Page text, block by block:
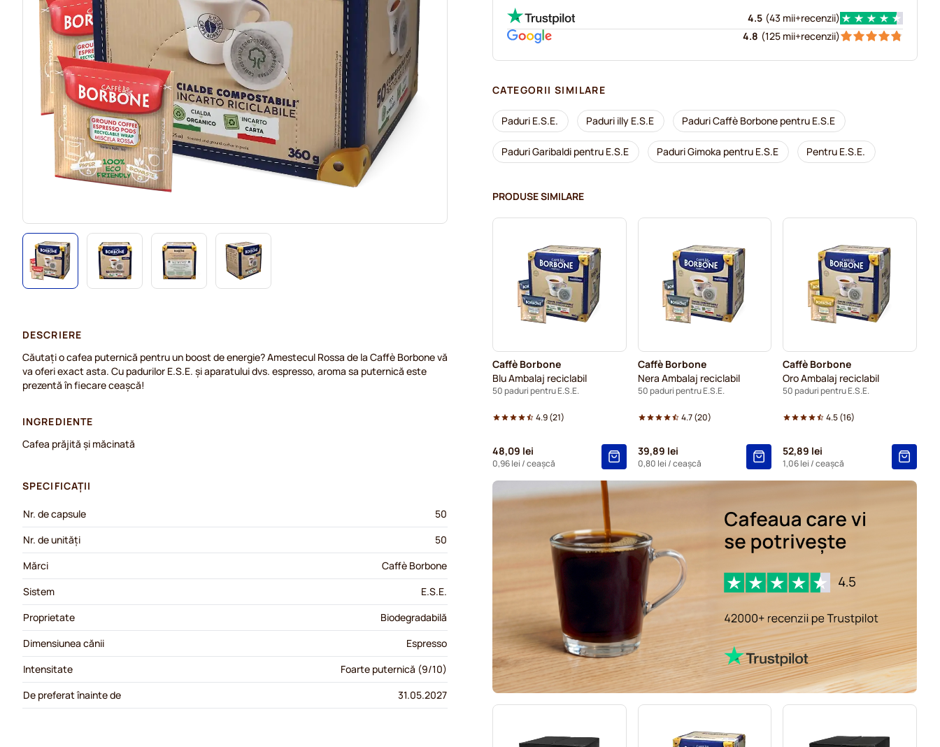
4.5 (43 mii+recenzii)
4.8 (125 mii+recenzii)
CATEGORII SIMILARE
Paduri E.S.E. Paduri illy E.S.E Paduri Caffè Borbone pentru E.S.E
Paduri Garibaldi pentru E.S.E Paduri Gimoka pentru E.S.E Pentru E.S.E.
PRODUSE SIMILARE
Caffè Borbone
Blu Ambalaj reciclabil
50 paduri pentru E.S.E.
4.9(21)
48,09 lei
0,96 lei / ceașcă
Caffè Borbone
Nera Ambalaj reciclabil
50 paduri pentru E.S.E.
4.7(20)
39,89 lei
0,80 lei / ceașcă
Caffè Borbone
Oro Ambalaj reciclabil
50 paduri pentru E.S.E.
4.5(16)
52,89 lei
1,06 lei / ceașcă
DESCRIERE
Căutați o cafea puternică pentru un boost de energie? Amestecul Rossa de la Caffè Borbone vă
va oferi exact asta. Cu padurilor E.S.E. și aparatului dvs. espresso, aroma sa puternică este
prezentă în fiecare ceașcă!
INGREDIENTE
Cafea prăjită și măcinată
SPECIFICAȚII
Nr. de capsule
50
Nr. de unități
50
Mărci
Caffè Borbone
Sistem
E.S.E.
Proprietate
Biodegradabilă
Dimensiunea cănii
Espresso
Intensitate
Foarte puternică (9/10)
De preferat înainte de
31.05.2027